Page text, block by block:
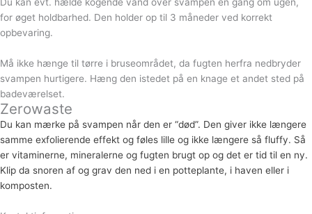
for øget holdbarhed. Den holder op til 3 måneder ved korrekt
opbevaring.
Må ikke hænge til tørre i bruseområdet, da fugten herfra nedbryder
svampen hurtigere. Hæng den istedet på en knage et andet sted på
badeværelset.
Zerowaste
Du kan mærke på svampen når den er “død”. Den giver ikke længere
samme exfolierende effekt og føles lille og ikke længere så fluffy. Så
er vitaminerne, mineralerne og fugten brugt op og det er tid til en ny.
Klip da snoren af og grav den ned i en potteplante, i haven eller i
komposten.